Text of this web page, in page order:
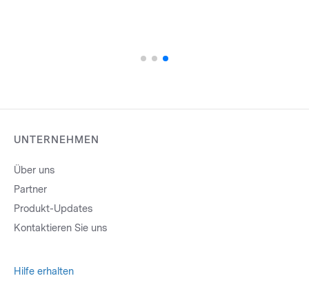
UNTERNEHMEN
Über uns
Partner
Produkt-Updates
Kontaktieren Sie uns
Hilfe erhalten